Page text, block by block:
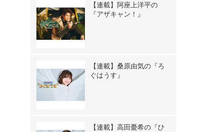
【連載】阿座上洋平の
『アザキャン！』
【連載】桑原由気の『ろ
ぐはうす』
【連載】高田憂希の『ひ